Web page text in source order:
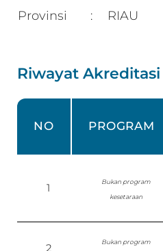
Provinsi
: RIAU
Riwayat Akreditasi
NO PROGRAM
1
Bukan program
kesetaraan
2
Bukan program